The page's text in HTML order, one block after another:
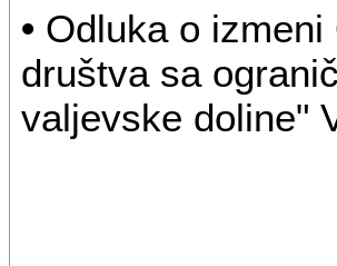
• Odluka o
društva sa
valjevske doline"